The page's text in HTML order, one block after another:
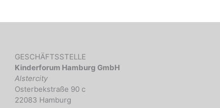
GESCHÄFTSSTELLE
Kinderforum Hamburg GmbH
Alstercity
Osterbekstraße 90 c
22083 Hamburg